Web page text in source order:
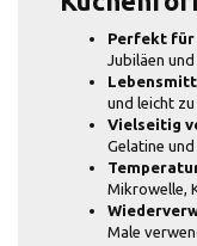
Perfekt für
Jubiläen
und leicht
Vielseitig
Gelatine
Mikrowelle,
Male